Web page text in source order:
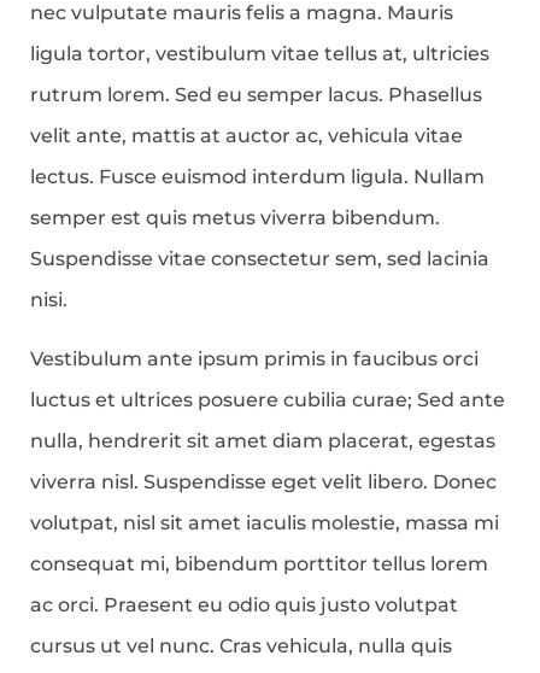
nec vulputate mauris felis a magna. Mauris
ligula tortor, vestibulum vitae tellus at, ultricies
rutrum lorem. Sed eu semper lacus. Phasellus
velit ante, mattis at auctor ac, vehicula vitae
lectus. Fusce euismod interdum ligula. Nullam
semper est quis metus viverra bibendum.
Suspendisse vitae consectetur sem, sed lacinia
nisi.
Vestibulum ante ipsum primis in faucibus orci
luctus et ultrices posuere cubilia curae; Sed ante
nulla, hendrerit sit amet diam placerat, egestas
viverra nisl. Suspendisse eget velit libero. Donec
volutpat, nisl sit amet iaculis molestie, massa mi
consequat mi, bibendum porttitor tellus lorem
ac orci. Praesent eu odio quis justo volutpat
cursus ut vel nunc. Cras vehicula, nulla quis